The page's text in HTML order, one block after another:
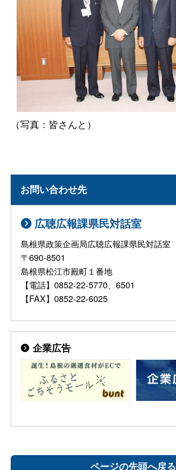
（写真：皆さんと）
お問い合わせ先
広聴広報課県民対話室
島根県政策企画局広聴広報課県民対話室
〒690-8501
島根県松江市殿町１番地
【電話】0852-22-5770、6501
【FAX】0852-22-6025
企業広告
ページの先頭へ戻る